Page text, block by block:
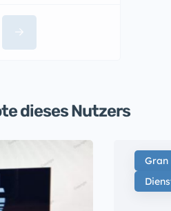
dieses Nutzers
Gran